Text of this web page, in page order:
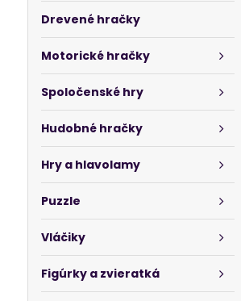
Drevené hračky
Motorické hračky
Spoločenské hry
Hudobné hračky
Hry a hlavolamy
Puzzle
Vláčiky
Figúrky a zvieratká